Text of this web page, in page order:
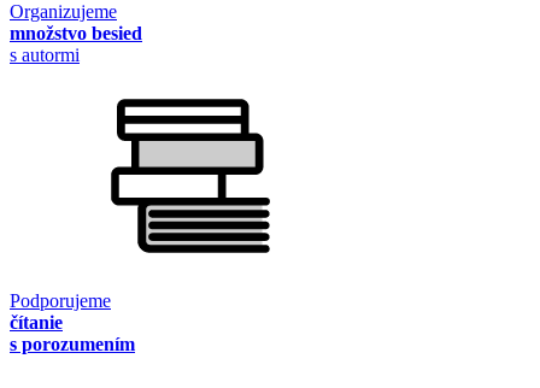
Organizujeme
množstvo besied
s autormi
Podporujeme
čítanie
s porozumením